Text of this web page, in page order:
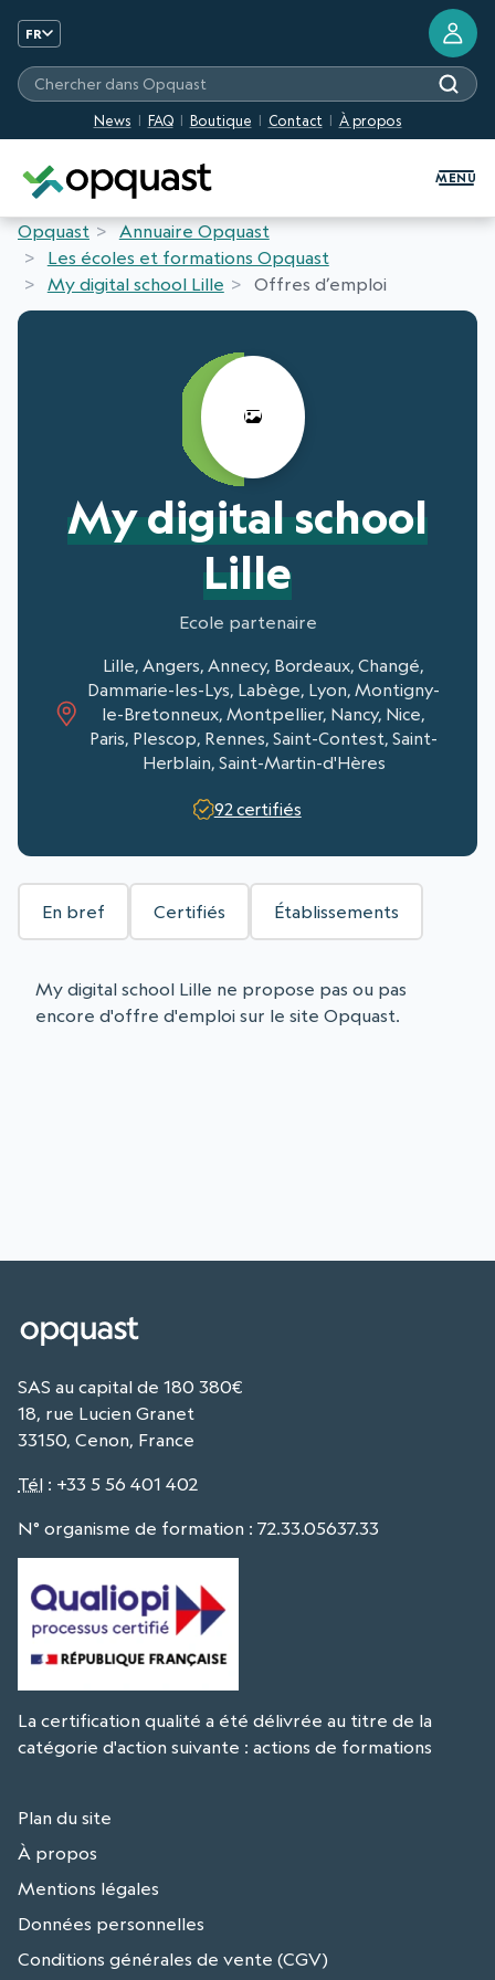
FR
News FAQ Boutique Contact À propos
Chercher dans Opquast
MENU
Opquast
Annuaire Opquast
Les écoles et formations Opquast
My digital school Lille
Offres d’emploi
My digital school
Lille
Ecole partenaire
Lille, Angers, Annecy, Bordeaux, Changé,
Dammarie-les-Lys, Labège, Lyon, Montigny-
le-Bretonneux, Montpellier, Nancy, Nice,
Paris, Plescop, Rennes, Saint-Contest, Saint-
Herblain, Saint-Martin-d'Hères
92 certifiés
En bref Certifiés Établissements
My digital school Lille ne propose pas ou pas
encore d'offre d'emploi sur le site Opquast.
SAS au capital de 180 380€
18, rue Lucien Granet
33150, Cenon, France
Tél : +33 5 56 401 402
N° organisme de formation : 72.33.05637.33
La certification qualité a été délivrée au titre de la
catégorie d'action suivante : actions de formations
Plan du site
À propos
Mentions légales
Données personnelles
Conditions générales de vente (CGV)